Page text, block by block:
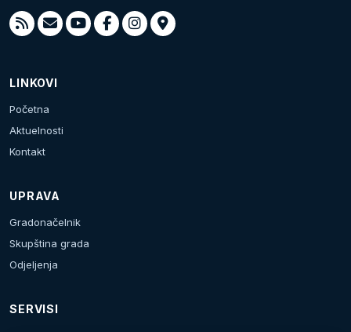
LINKOVI
Početna
Aktuelnosti
Kontakt
UPRAVA
Gradonačelnik
Skupština grada
Odjeljenja
SERVISI